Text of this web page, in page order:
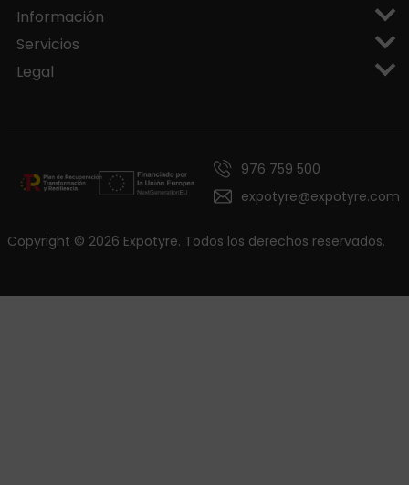
Información
Servicios
Legal
976 759 500
expotyre@expotyre.com
Copyright © 2026 Expotyre. Todos los derechos reservados.